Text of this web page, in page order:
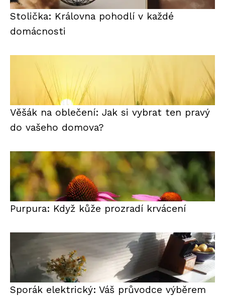
Stolička: Královna pohodlí v každé
domácnosti
Věšák na oblečení: Jak si vybrat ten pravý
do vašeho domova?
Purpura: Když kůže prozradí krvácení
Sporák elektrický: Váš průvodce výběrem